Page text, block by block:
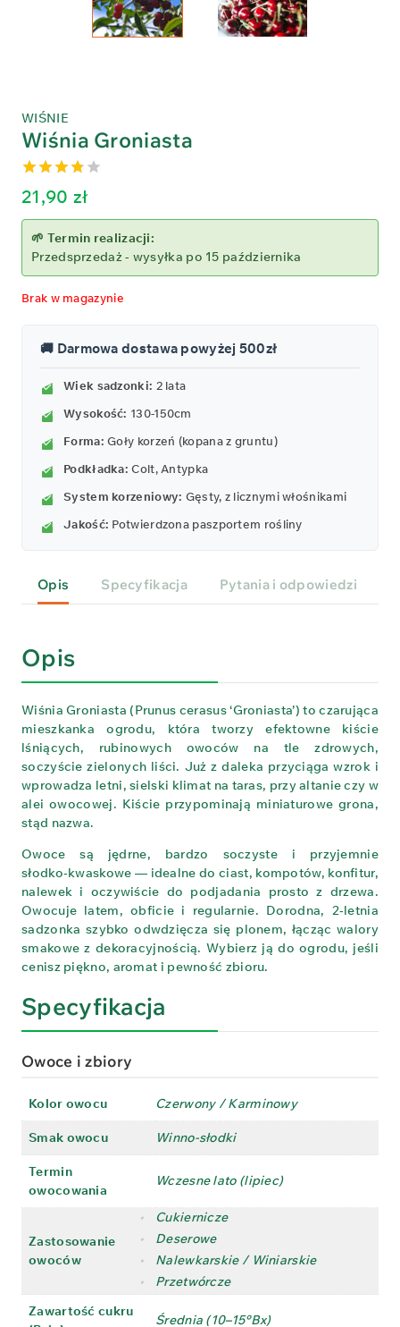
WIŚNIE
Wiśnia Groniasta
3.75out
of 5
21,90 zł
🌱 Termin realizacji:
Przedsprzedaż - wysyłka po 15 października
Brak w magazynie
🚚 Darmowa dostawa powyżej 500zł
Wiek sadzonki: 2 lata
Wysokość: 130-150cm
Forma: Goły korzeń (kopana z gruntu)
Podkładka: Colt, Antypka
System korzeniowy: Gęsty, z licznymi włośnikami
Jakość: Potwierdzona paszportem rośliny
Opis Specyfikacja Pytania i odpowiedzi
Opis
Wiśnia Groniasta (Prunus cerasus ‘Groniasta’) to czarująca
mieszkanka ogrodu, która tworzy efektowne kiście
lśniących, rubinowych owoców na tle zdrowych,
soczyście zielonych liści. Już z daleka przyciąga wzrok i
wprowadza letni, sielski klimat na taras, przy altanie czy w
alei owocowej. Kiście przypominają miniaturowe grona,
stąd nazwa.
Owoce są jędrne, bardzo soczyste i przyjemnie
słodko‑kwaskowe — idealne do ciast, kompotów, konfitur,
nalewek i oczywiście do podjadania prosto z drzewa.
Owocuje latem, obficie i regularnie. Dorodna, 2‑letnia
sadzonka szybko odwdzięcza się plonem, łącząc walory
smakowe z dekoracyjnością. Wybierz ją do ogrodu, jeśli
cenisz piękno, aromat i pewność zbioru.
Specyfikacja
Owoce i zbiory
Kolor owocu Czerwony / Karminowy
Smak owocu Winno-słodki
Termin
owocowania
Wczesne lato (lipiec)
Zastosowanie
owoców
•
Cukiernicze
•
Deserowe
•
Nalewkarskie / Winiarskie
•
Przetwórcze
Zawartość cukru
Średnia (10–15°Bx)